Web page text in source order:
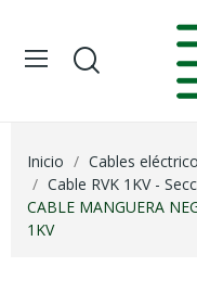
Inicio Cables
Cable RVK 1KV -
CABLE MANGUERA
1KV